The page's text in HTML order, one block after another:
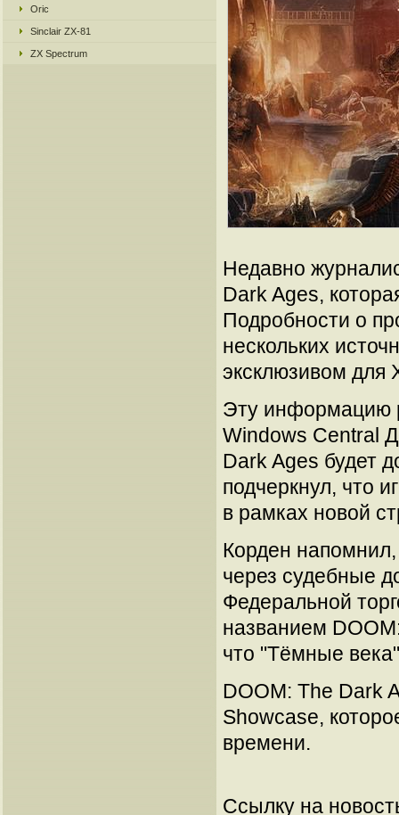
Oric
Sinclair ZX-81
ZX Spectrum
Недавно
Dark Ages,
Подробности о
нескольких
эксклюзивом для
Эту информацию
Windows Central
Dark Ages будет
подчеркнул, что
в рамках новой
Корден
через судебные
Федеральной
названием
что "Тёмные
DOOM: The Dark
Showcase,
времени.
Ссылку на